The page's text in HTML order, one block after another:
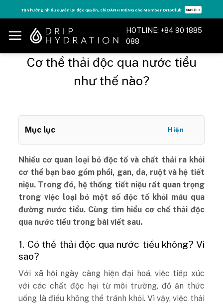
to
content
Tận hưởng nhiều quyền lợi độc quyền, chỉ DÀNH RIÊNG cho Member DripClub! Chi tiết ➝
HOTLINE: +84 90 1885
088
Cơ thể thải độc qua nước tiểu
như thế nào?
Mục lục Hiện
Nhiều cơ quan loại bỏ độc tố và chất thải ra khỏi
cơ thể bạn bao gồm phổi, gan, da, ruột và hệ tiết
niệu. Trong đó, hệ thống tiết niệu rất quan trọng
trong việc loại bỏ một số độc tố khỏi máu qua
đường nước tiểu. Cùng tìm hiểu cơ chế thải độc
qua nước tiểu trong bài viết sau.
1. Có thể thải độc qua nước tiểu không? Vì
sao?
Với xã hội ngày càng hiện đại hoá, việc tiếp xúc
với các chất độc hại từ môi trường, đồ ăn thức
uống là điều không thể tránh khỏi. Vì vậy, việc thải